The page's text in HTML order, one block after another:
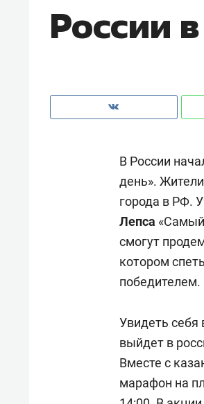
России
В России
день».
города в РФ.
Лепса
смогут
котором
победителем.
Увидеть себя
выйдет в
Вместе с
марафон на
Падел, фитнес, танцы
ниндзя-зал: как ТРЦ